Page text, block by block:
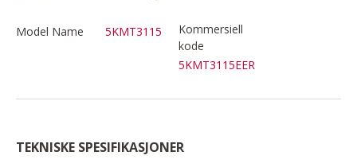
Model Name 5KMT3115
Kommersiell
kode
5KMT3115EER
TEKNISKE SPESIFIKASJONER